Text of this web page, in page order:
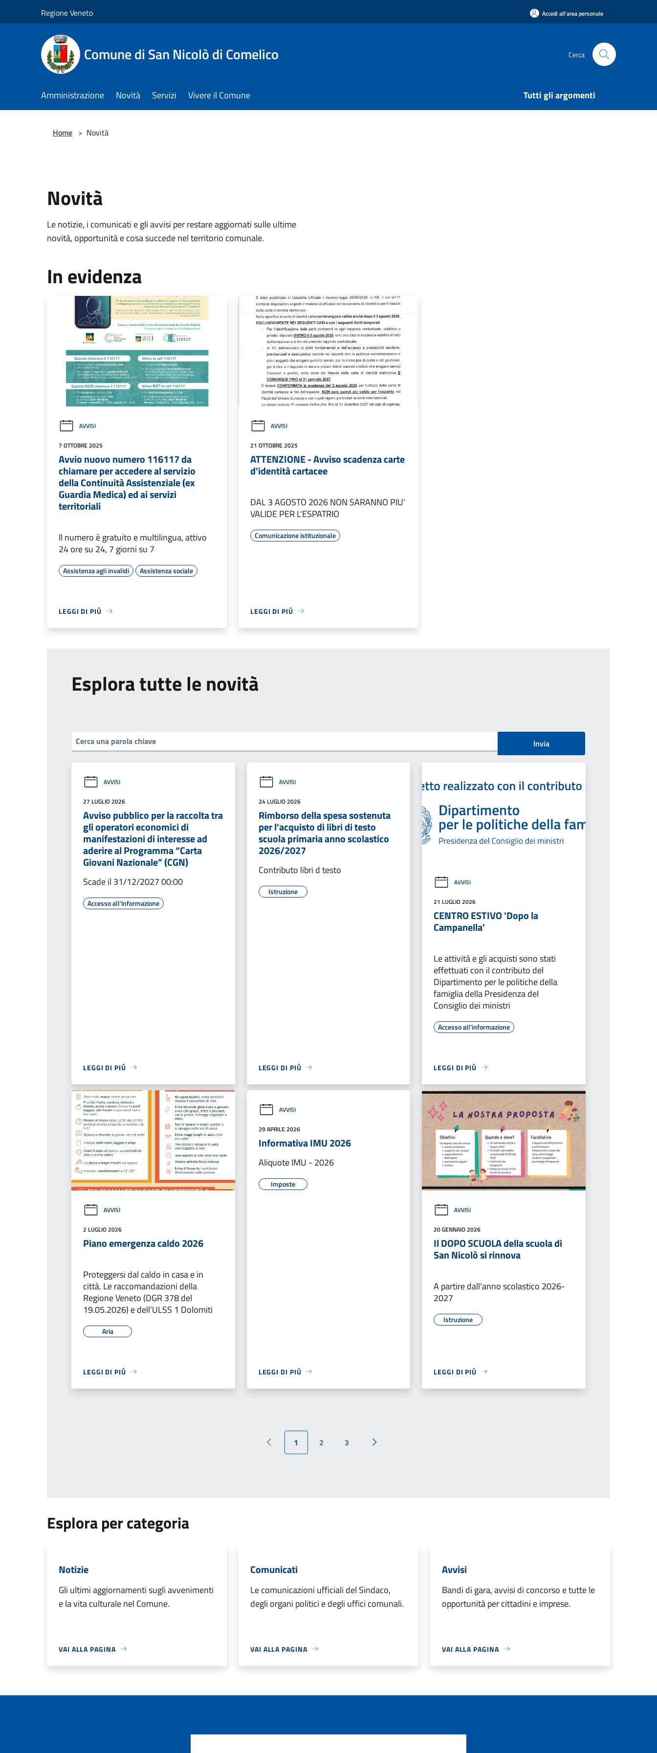
Regione Veneto Accedi all'area personale
Comune di San Nicolò di Comelico Cerca
Amministrazione Novità Servizi Vivere il Comune Tutti gli argomenti
Home > Novità
Novità
Le notizie, i comunicati e gli avvisi per restare aggiornati sulle ultime
novità, opportunità e cosa succede nel territorio comunale.
In evidenza
AVVISI
7 OTTOBRE 2025
Avvio nuovo numero 116117 da
chiamare per accedere al servizio
della Continuità Assistenziale (ex
Guardia Medica) ed ai servizi
territoriali
Il numero è gratuito e multilingua, attivo
24 ore su 24, 7 giorni su 7
Assistenza agli invalidi Assistenza sociale
LEGGI DI PIÙ
AVVISI
21 OTTOBRE 2025
ATTENZIONE - Avviso scadenza carte
d'identità cartacee
DAL 3 AGOSTO 2026 NON SARANNO PIU'
VALIDE PER L'ESPATRIO
Comunicazione istituzionale
LEGGI DI PIÙ
Esplora tutte le novità
Invia
AVVISI
27 LUGLIO 2026
Avviso pubblico per la raccolta tra
gli operatori economici di
manifestazioni di interesse ad
aderire al Programma “Carta
Giovani Nazionale” (CGN)
Scade il 31/12/2027 00:00
Accesso all'informazione
LEGGI DI PIÙ
AVVISI
24 LUGLIO 2026
Rimborso della spesa sostenuta
per l’acquisto di libri di testo
scuola primaria anno scolastico
2026/2027
Contributo libri d testo
Istruzione
LEGGI DI PIÙ
AVVISI
21 LUGLIO 2026
CENTRO ESTIVO 'Dopo la
Campanella'
Le attività e gli acquisti sono stati
effettuati con il contributo del
Dipartimento per le politiche della
famiglia della Presidenza del
Consiglio dei ministri
Accesso all'informazione
LEGGI DI PIÙ
AVVISI
2 LUGLIO 2026
Piano emergenza caldo 2026
Proteggersi dal caldo in casa e in
città. Le raccomandazioni della
Regione Veneto (DGR 378 del
19.05.2026) e dell’ULSS 1 Dolomiti
Aria
LEGGI DI PIÙ
AVVISI
29 APRILE 2026
Informativa IMU 2026
Aliquote IMU - 2026
Imposte
LEGGI DI PIÙ
AVVISI
20 GENNAIO 2026
Il DOPO SCUOLA della scuola di
San Nicolò si rinnova
A partire dall'anno scolastico 2026-
2027
Istruzione
LEGGI DI PIÙ
Pagina precedente
1 2 3
Pagina successiva
Esplora per categoria
Notizie
Gli ultimi aggiornamenti sugli avvenimenti
e la vita culturale nel Comune.
VAI ALLA PAGINA
Comunicati
Le comunicazioni ufficiali del Sindaco,
degli organi politici e degli uffici comunali.
VAI ALLA PAGINA
Avvisi
Bandi di gara, avvisi di concorso e tutte le
opportunità per cittadini e imprese.
VAI ALLA PAGINA